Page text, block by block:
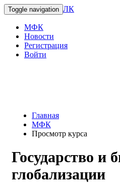
Toggle navigation ЛК
МФК
Новости
Регистрация
Войти
Главная
МФК
Просмотр курса
Государство и
глобализации